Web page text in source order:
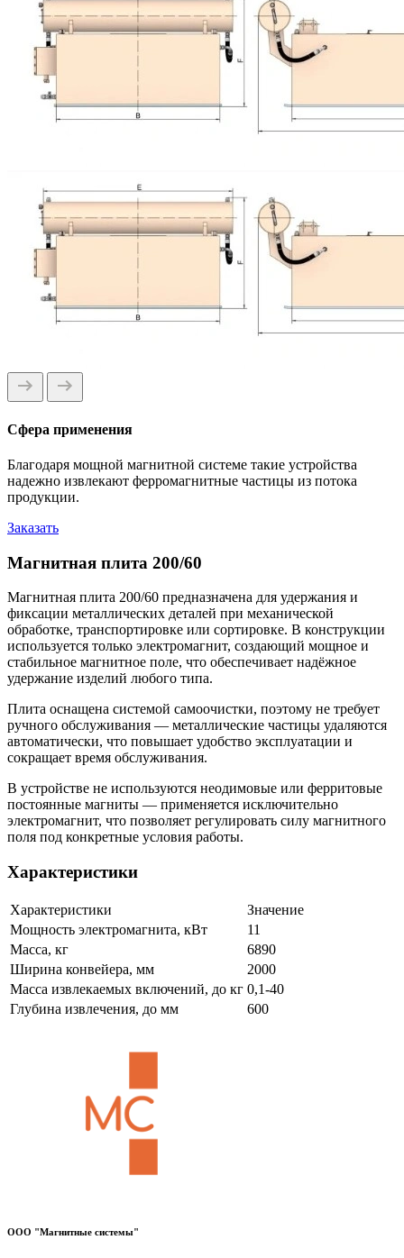
Сфера применения
Благодаря мощной магнитной системе такие устройства
надежно извлекают ферромагнитные частицы из потока
продукции.
Заказать
Магнитная плита 200/60
Магнитная плита 200/60 предназначена для удержания и
фиксации металлических деталей при механической
обработке, транспортировке или сортировке. В конструкции
используется только электромагнит, создающий мощное и
стабильное магнитное поле, что обеспечивает надёжное
удержание изделий любого типа.
Плита оснащена системой самоочистки, поэтому не требует
ручного обслуживания — металлические частицы удаляются
автоматически, что повышает удобство эксплуатации и
сокращает время обслуживания.
В устройстве не используются неодимовые или ферритовые
постоянные магниты — применяется исключительно
электромагнит, что позволяет регулировать силу магнитного
поля под конкретные условия работы.
Характеристики
Характеристики
Значение
Мощность электромагнита, кВт
11
Масса, кг
6890
Ширина конвейера, мм
2000
Масса извлекаемых включений, до кг 0,1-40
Глубина извлечения, до мм
600
ООО "Магнитные системы"